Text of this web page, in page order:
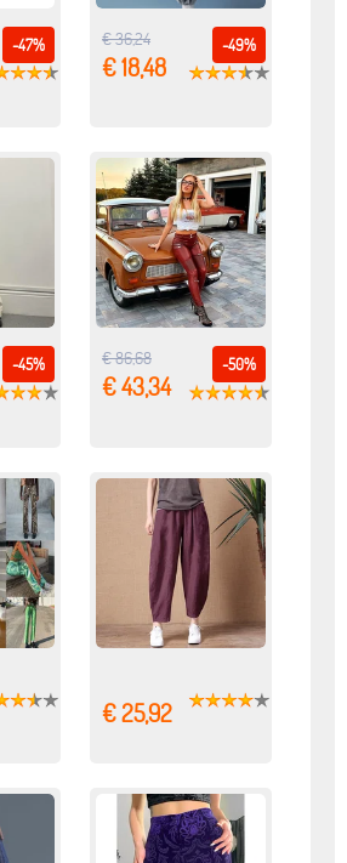
-47% -49%
€ 36,24
€ 18,48
-45% -50%
€ 86,68
€ 43,34
€ 25,92